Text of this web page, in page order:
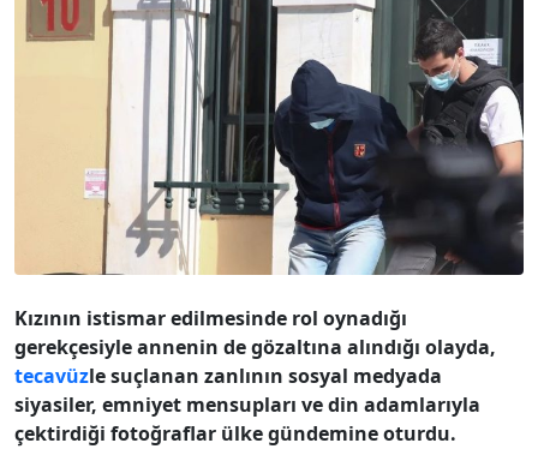
Kızının istismar edilmesinde rol oynadığı
gerekçesiyle annenin de gözaltına alındığı olayda,
tecavüzle suçlanan zanlının sosyal medyada
siyasiler, emniyet mensupları ve din adamlarıyla
çektirdiği fotoğraflar ülke gündemine oturdu.